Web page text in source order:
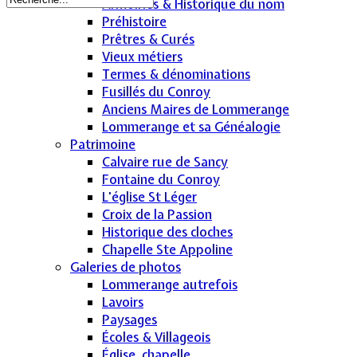
Armoiries & Historique du nom
Préhistoire
Prêtres & Curés
Vieux métiers
Termes & dénominations
Fusillés du Conroy
Anciens Maires de Lommerange
Lommerange et sa Généalogie
Patrimoine
Calvaire rue de Sancy
Fontaine du Conroy
L'église St Léger
Croix de la Passion
Historique des cloches
Chapelle Ste Appoline
Galeries de photos
Lommerange autrefois
Lavoirs
Paysages
Écoles & Villageois